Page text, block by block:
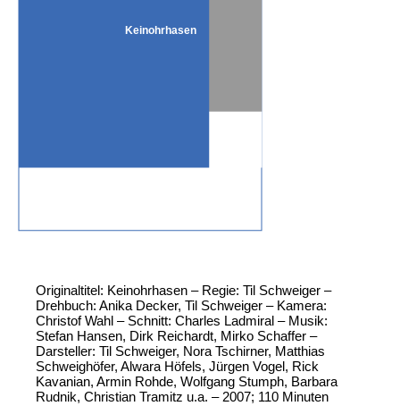
Keinohrhasen
Originaltitel: Keinohrhasen – Regie: Til Schweiger –
Drehbuch: Anika Decker, Til Schweiger – Kamera:
Christof Wahl – Schnitt: Charles Ladmiral – Musik:
Stefan Hansen, Dirk Reichardt, Mirko Schaffer –
Darsteller: Til Schweiger, Nora Tschirner, Matthias
Schweighöfer, Alwara Höfels, Jürgen Vogel, Rick
Kavanian, Armin Rohde, Wolfgang Stumph, Barbara
Rudnik, Christian Tramitz u.a. – 2007; 110 Minuten